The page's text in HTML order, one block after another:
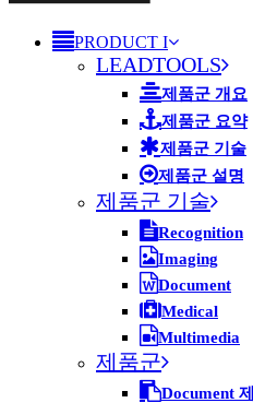
PRODUCT I
LEADTOOLS
제품군 개요
제품군 요약
제품군 기술
제품군 설명
제품군 기술
Recognition
Imaging
Document
Medical
Multimedia
제품군
Document